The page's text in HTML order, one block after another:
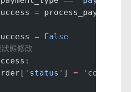
=
= False
態修改
'status' ] =